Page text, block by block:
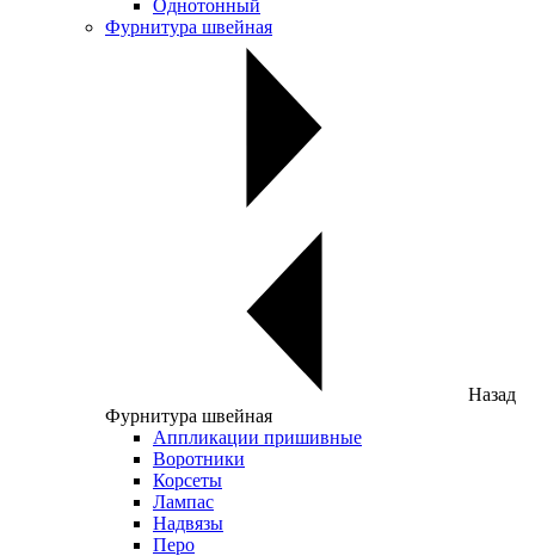
Однотонный
Фурнитура швейная
Назад
Фурнитура швейная
Аппликации пришивные
Воротники
Корсеты
Лампас
Надвязы
Перо